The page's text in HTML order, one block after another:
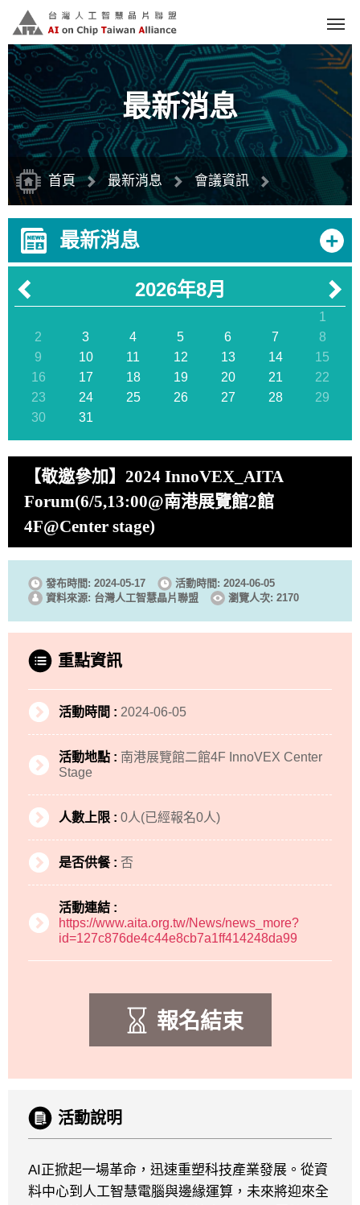
最新消息
首頁 最新消息 會議資訊
SIG 全體會議
最新消息 +
2026年8月
1
2
3 4 5 6 7
8
9
10 11 12 13 14
15
16
17 18 19 20 21
22
23
24 25 26 27 28
29
30
31
【敬邀參加】2024 InnoVEX_AITA
Forum(6/5,13:00@南港展覽館2館
4F@Center stage)
發布時間: 2024-05-17
活動時間: 2024-06-05
資料來源: 台灣人工智慧晶片聯盟
瀏覽人次: 2170
重點資訊
活動時間 : 2024-06-05
活動地點 : 南港展覽館二館4F InnoVEX Center
Stage
人數上限 : 0人(已經報名0人)
是否供餐 : 否
活動連結 :
https://www.aita.org.tw/News/news_more?
id=127c876de4c44e8cb7a1ff414248da99
報名結束
活動說明
AI正掀起一場革命，迅速重塑科技產業發展。從資
料中心到人工智慧電腦與邊緣運算，未來將迎來全